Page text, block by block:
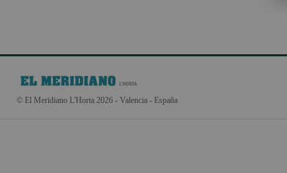
© El Meridiano L'Horta 2026 - Valencia - España